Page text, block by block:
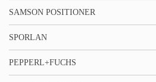
SAMSON POSITIONER
SPORLAN
PEPPERL+FUCHS